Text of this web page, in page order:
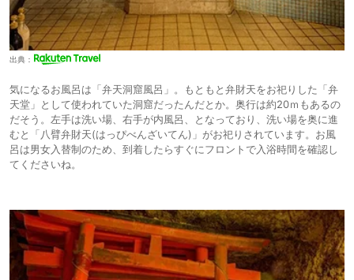
出典：
気になるお風呂は「弁天洞窟風呂」。もともと弁財天をお祀りした「弁
天堂」として使われていた洞窟だったんだとか。奥行は約20ｍもあるの
だそう。左手は洗い場、右手が内風呂、となっており、洗い場を奥に進
むと「八臂弁財天(はっぴべんざいてん)」がお祀りされています。お風
呂は男女入替制のため、到着したらすぐにフロントで入浴時間を確認し
てくださいね。